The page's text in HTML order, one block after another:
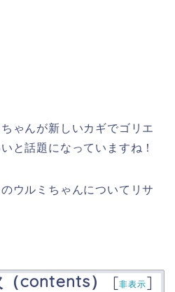
ゃんが新しいカギでゴリエ
と話題になっていますね！
ウルミちゃんについてリサ
contents） [非表示]